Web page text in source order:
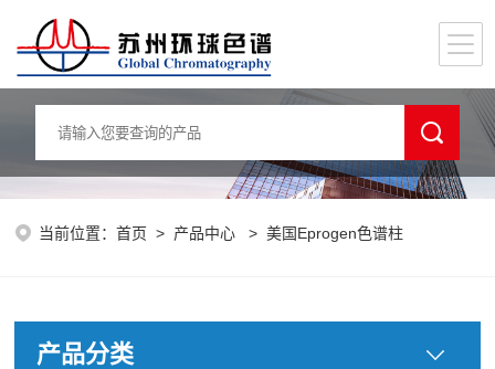
当前位置：首页 > 产品中心 > 美国Eprogen色谱柱
产品分类